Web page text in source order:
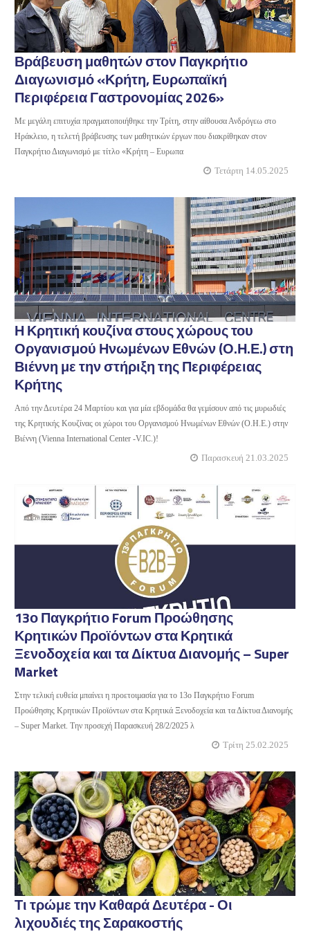
Βράβευση μαθητών στον Παγκρήτιο
Διαγωνισμό «Κρήτη, Ευρωπαϊκή
Περιφέρεια Γαστρονομίας 2026»
Με μεγάλη επιτυχία πραγματοποιήθηκε την Τρίτη, στην αίθουσα Ανδρόγεω στο
Ηράκλειο, η τελετή βράβευσης των μαθητικών έργων που διακρίθηκαν στον
Παγκρήτιο Διαγωνισμό με τίτλο «Κρήτη – Ευρωπα
Τετάρτη 14.05.2025
Η Κρητική κουζίνα στους χώρους του
Οργανισμού Ηνωμένων Εθνών (Ο.Η.Ε.) στη
Βιέννη με την στήριξη της Περιφέρειας
Κρήτης
Από την Δευτέρα 24 Μαρτίου και για μία εβδομάδα θα γεμίσουν από τις μυρωδιές
της Κρητικής Κουζίνας οι χώροι του Οργανισμού Ηνωμένων Εθνών (Ο.Η.Ε.) στην
Βιέννη (Vienna International Center -V.IC.)!
Παρασκευή 21.03.2025
13ο Παγκρήτιο Forum Προώθησης
Κρητικών Προϊόντων στα Κρητικά
Ξενοδοχεία και τα Δίκτυα Διανομής – Super
Market
Στην τελική ευθεία μπαίνει η προετοιμασία για το 13ο Παγκρήτιο Forum
Προώθησης Κρητικών Προϊόντων στα Κρητικά Ξενοδοχεία και τα Δίκτυα Διανομής
– Super Market. Την προσεχή Παρασκευή 28/2/2025 λ
Τρίτη 25.02.2025
Τι τρώμε την Καθαρά Δευτέρα - Οι
λιχουδιές της Σαρακοστής